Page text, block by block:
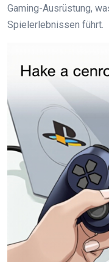
Gaming-Ausrüstung,
Spielerlebnissen führt.